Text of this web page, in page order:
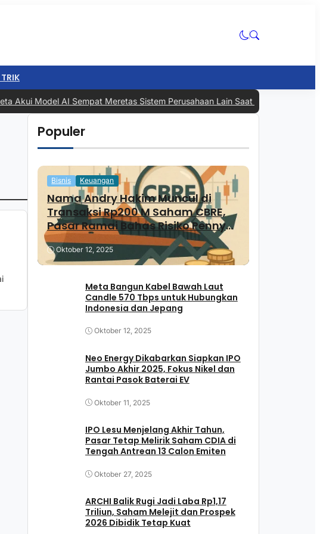
Akui Model AI Sempat Meretas Sistem Perusahaan Lain Saat Pengujian,
Populer
Bisnis Keuangan
Nama Andry Hakim Muncul di
Transaksi Rp200 M Saham CBRE,
Pasar Ramai Bahas Risiko Penny
Stock
Oktober 12, 2025
Meta Bangun Kabel Bawah Laut
Candle 570 Tbps untuk Hubungkan
Indonesia dan Jepang
Oktober 12, 2025
Neo Energy Dikabarkan Siapkan IPO
Jumbo Akhir 2025, Fokus Nikel dan
Rantai Pasok Baterai EV
Oktober 11, 2025
IPO Lesu Menjelang Akhir Tahun,
Pasar Tetap Melirik Saham CDIA di
Tengah Antrean 13 Calon Emiten
Oktober 27, 2025
ARCHI Balik Rugi Jadi Laba Rp1,17
Triliun, Saham Melejit dan Prospek
2026 Dibidik Tetap Kuat